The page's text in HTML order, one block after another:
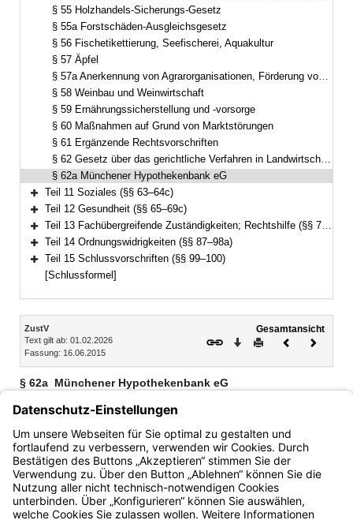
§ 55 Holzhandels-Sicherungs-Gesetz
§ 55a Forstschäden-Ausgleichsgesetz
§ 56 Fischetikettierung, Seefischerei, Aquakultur
§ 57 Äpfel
§ 57a Anerkennung von Agrarorganisationen, Förderung von Erzeugerorganisationen für Obst und Gemüse
§ 58 Weinbau und Weinwirtschaft
§ 59 Ernährungssicherstellung und -vorsorge
§ 60 Maßnahmen auf Grund von Marktstörungen
§ 61 Ergänzende Rechtsvorschriften
§ 62 Gesetz über das gerichtliche Verfahren in Landwirtschaftssachen
§ 62a Münchener Hypothekenbank eG
Bereich erweitern
Teil 11 Soziales (§§ 63–64c)
Bereich erweitern
Teil 12 Gesundheit (§§ 65–69c)
Bereich erweitern
Teil 13 Fachübergreifende Zuständigkeiten; Rechtshilfe (§§ 70–86)
Bereich erweitern
Teil 14 Ordnungswidrigkeiten (§§ 87–98a)
Bereich erweitern
Teil 15 Schlussvorschriften (§§ 99–100)
[Schlussformel]
Inhalt
ZustV
Text gilt ab: 01.02.2026
Fassung: 16.06.2015
Gesamtansicht
Download
DruckenVorheriges
§ 62a Münchener Hypothekenbank eG
Das Staatsministerium für Ernährung, Landwirtschaft,
Forsten und Tourismus ist zuständig für den Vollzug des
Art. 2 des Fünften Gesetzes zur Änderung und Ergänzung
des Hypothekenbankgesetzes.
Bayern.de